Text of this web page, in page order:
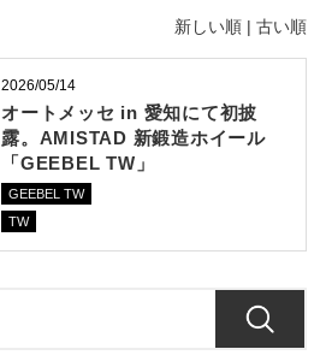
新しい順 | 古い順
2026/05/14
オートメッセ in 愛知にて初披
露。AMISTAD 新鍛造ホイール
「GEEBEL TW」
GEEBEL TW
TW